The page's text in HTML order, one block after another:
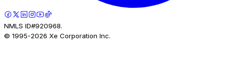
NMLS ID#920968.
© 1995-2026 Xe Corporation Inc.